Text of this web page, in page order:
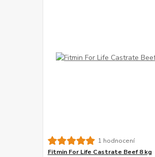
1 hodnocení
Fitmin For Life Castrate Beef 8 kg